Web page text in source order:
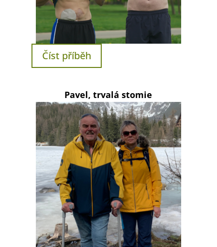
Číst příběh
Pavel, trvalá stomie